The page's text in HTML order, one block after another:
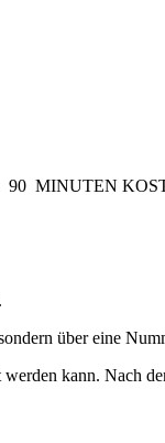
90 MINUTEN
über eine
kann. Nach